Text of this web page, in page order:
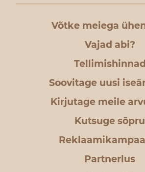
Võtke meiega
Vajad abi?
Tellimishinnad
Soovitage uusi
Kirjutage meile
Kutsuge sõpru
Partnerlus